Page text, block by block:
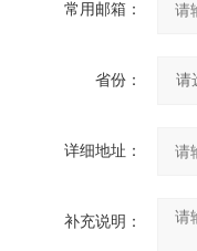
常用邮箱：
省份：
详细地址：
补充说明：